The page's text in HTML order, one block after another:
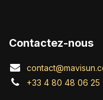
Contactez-nous
+33 4 80 48 06 25